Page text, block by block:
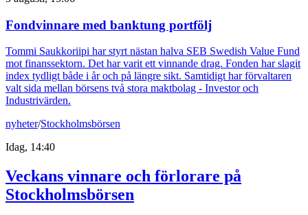
Fondvinnare med banktung portfölj
Tommi Saukkoriipi har styrt nästan halva SEB Swedish Value Fund
mot finanssektorn. Det har varit ett vinnande drag. Fonden har slagit
index tydligt både i år och på längre sikt. Samtidigt har förvaltaren
valt sida mellan börsens två stora maktbolag - Investor och
Industrivärden.
nyheter/Stockholmsbörsen
Idag, 14:40
Veckans vinnare och förlorare på
Stockholmsbörsen